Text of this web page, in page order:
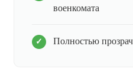
военкомата
Полностью